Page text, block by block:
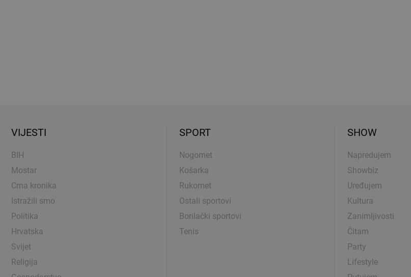
VIJESTI
BIH
Mostar
Crna kronika
Istražili smo
Politika
Hrvatska
Svijet
Religija
SPORT
Nogomet
Košarka
Rukomet
Ostali sportovi
Borilački sportovi
Tenis
SHOW
Napredujem
Showbiz
Uređujem
Kultura
Zanimljivosti
Čitam
Party
Lifestyle